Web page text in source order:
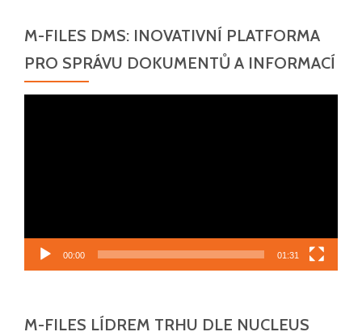
M-FILES DMS: INOVATIVNÍ PLATFORMA
PRO SPRÁVU DOKUMENTŮ A INFORMACÍ
00:00 01:31
M-FILES LÍDREM TRHU DLE NUCLEUS